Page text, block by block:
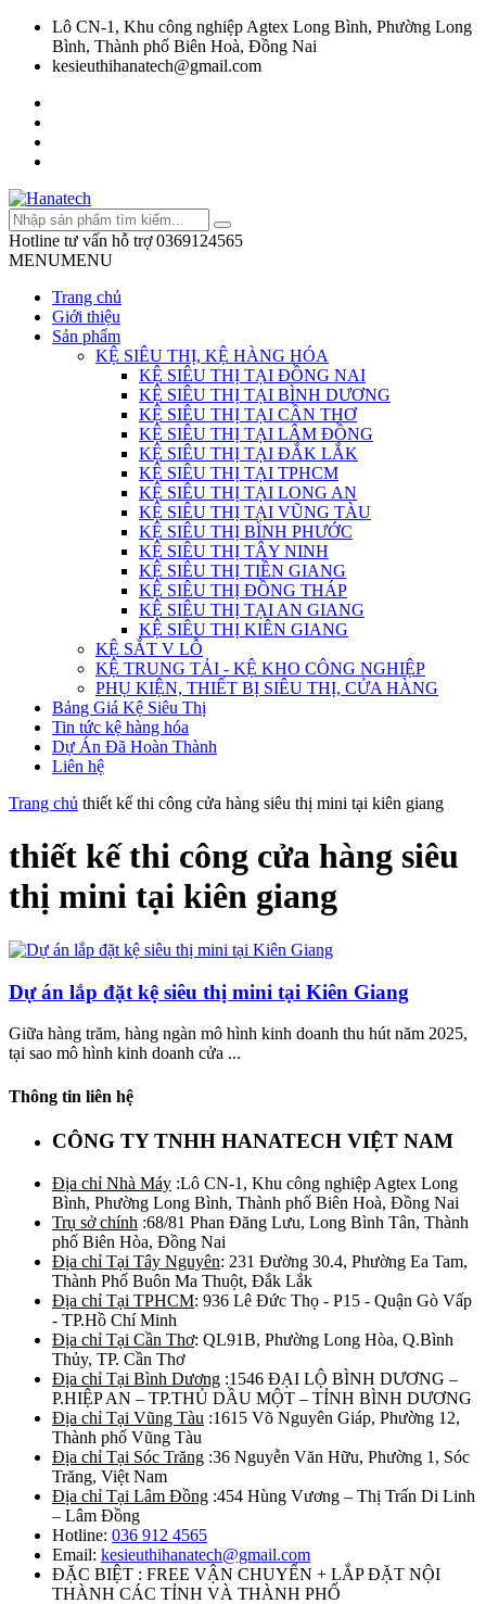
Lô CN-1, Khu công nghiệp Agtex Long Bình, Phường Long
Bình, Thành phố Biên Hoà, Đồng Nai
kesieuthihanatech@gmail.com
Hotline tư vấn hỗ trợ 0369124565
MENUMENU
Trang chủ
Giới thiệu
Sản phẩm
KỆ SIÊU THỊ, KỆ HÀNG HÓA
KỆ SIÊU THỊ TẠI ĐỒNG NAI
KỆ SIÊU THỊ TẠI BÌNH DƯƠNG
KỆ SIÊU THỊ TẠI CẦN THƠ
KỆ SIÊU THỊ TẠI LÂM ĐỒNG
KỆ SIÊU THỊ TẠI ĐẮK LẮK
KỆ SIÊU THỊ TẠI TPHCM
KỆ SIÊU THỊ TẠI LONG AN
KỆ SIÊU THỊ TẠI VŨNG TÀU
KỆ SIÊU THỊ BÌNH PHƯỚC
KỆ SIÊU THỊ TÂY NINH
KỆ SIÊU THỊ TIỀN GIANG
KỆ SIÊU THỊ ĐỒNG THÁP
KỆ SIÊU THỊ TẠI AN GIANG
KỆ SIÊU THỊ KIÊN GIANG
KỆ SẮT V LỖ
KỆ TRUNG TẢI - KỆ KHO CÔNG NGHIỆP
PHỤ KIỆN, THIẾT BỊ SIÊU THỊ, CỬA HÀNG
Bảng Giá Kệ Siêu Thị
Tin tức kệ hàng hóa
Dự Án Đã Hoàn Thành
Liên hệ
Trang chủ thiết kế thi công cửa hàng siêu thị mini tại kiên giang
thiết kế thi công cửa hàng siêu
thị mini tại kiên giang
Dự án lắp đặt kệ siêu thị mini tại Kiên Giang
Giữa hàng trăm, hàng ngàn mô hình kinh doanh thu hút năm 2025,
tại sao mô hình kinh doanh cửa ...
Thông tin liên hệ
CÔNG TY TNHH HANATECH VIỆT NAM
Địa chỉ Nhà Máy :Lô CN-1, Khu công nghiệp Agtex Long
Bình, Phường Long Bình, Thành phố Biên Hoà, Đồng Nai
Trụ sở chính :68/81 Phan Đăng Lưu, Long Bình Tân, Thành
phố Biên Hòa, Đồng Nai
Địa chỉ Tại Tây Nguyên: 231 Đường 30.4, Phường Ea Tam,
Thành Phố Buôn Ma Thuột, Đắk Lắk
Địa chỉ Tại TPHCM: 936 Lê Đức Thọ - P15 - Quận Gò Vấp
- TP.Hồ Chí Minh
Địa chỉ Tại Cần Thơ: QL91B, Phường Long Hòa, Q.Bình
Thủy, TP. Cần Thơ
Địa chỉ Tại Bình Dương :1546 ĐẠI LỘ BÌNH DƯƠNG –
P.HIỆP AN – TP.THỦ DẦU MỘT – TỈNH BÌNH DƯƠNG
Địa chỉ Tại Vũng Tàu :1615 Võ Nguyên Giáp, Phường 12,
Thành phố Vũng Tàu
Địa chỉ Tại Sóc Trăng :36 Nguyễn Văn Hữu, Phường 1, Sóc
Trăng, Việt Nam
Địa chỉ Tại Lâm Đồng :454 Hùng Vương – Thị Trấn Di Linh
– Lâm Đồng
Hotline: 036 912 4565
Email: kesieuthihanatech@gmail.com
ĐẶC BIỆT : FREE VẬN CHUYỂN + LẮP ĐẶT NỘI
THÀNH CÁC TỈNH VÀ THÀNH PHỐ